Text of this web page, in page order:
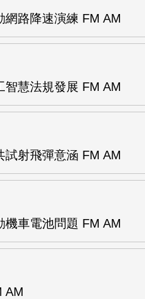
網路降速演練 FM AM
智慧法規發展 FM AM
試射飛彈意涵 FM AM
機車電池問題 FM AM
AM